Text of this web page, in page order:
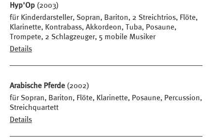
Hyp'Op (2003)
für Kinderdarsteller, Sopran, Bariton, 2 Streichtrios, Flöte,
Klarinette, Kontrabass, Akkordeon, Tuba, Posaune,
Trompete, 2 Schlagzeuger, 5 mobile Musiker
Details
Arabische Pferde (2002)
für Sopran, Bariton, Flöte, Klarinette, Posaune, Percussion,
Streichquartett
Details